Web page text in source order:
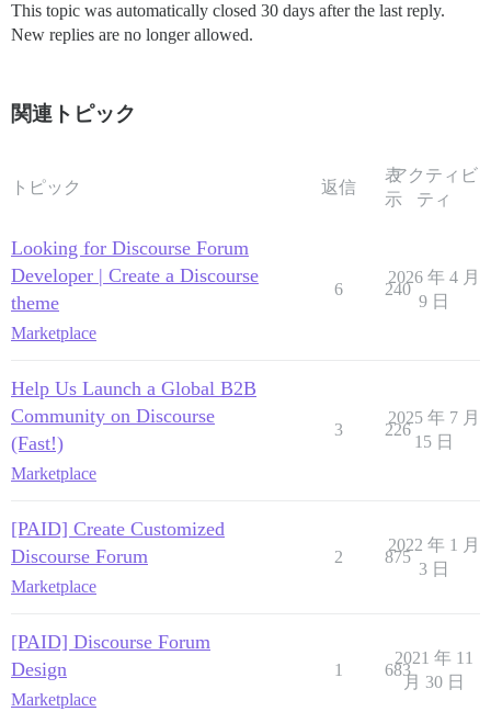
This topic was automatically closed 30 days after the last reply.
New replies are no longer allowed.
関連トピック
トピック 返信
表
示
アクティビ
ティ
Looking for Discourse Forum
Developer | Create a Discourse
theme
Marketplace
6 240
2026 年 4 月
9 日
Help Us Launch a Global B2B
Community on Discourse
(Fast!)
Marketplace
3 226
2025 年 7 月
15 日
[PAID] Create Customized
Discourse Forum
Marketplace
2 875
2022 年 1 月
3 日
[PAID] Discourse Forum
Design
Marketplace
1 683
2021 年 11
月 30 日